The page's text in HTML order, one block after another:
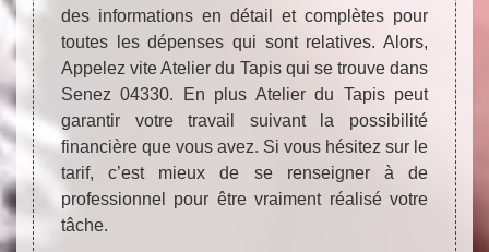
des informations en détail et complètes pour
toutes les dépenses qui sont relatives. Alors,
Appelez vite Atelier du Tapis qui se trouve dans
Senez 04330. En plus Atelier du Tapis peut
garantir votre travail suivant la possibilité
financière que vous avez. Si vous hésitez sur le
tarif, c’est mieux de se renseigner à de
professionnel pour être vraiment réalisé votre
tâche.